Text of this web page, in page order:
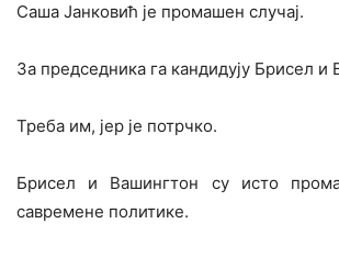
Саша Јанковић је промашен случај.
За председника га кандидују Брисел и
Треба им, јер је потрчко.
Брисел и Вашингтон су исто
савремене политике.